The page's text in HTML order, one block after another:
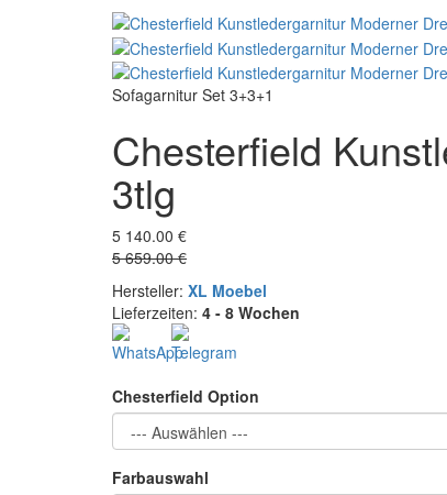
Sofagarnitur Set 3+3+1
Chesterfield
3tlg
5 140.00 €
5 659.00 €
Hersteller: XL Moebel
Lieferzeiten: 4 - 8 Wochen
Chesterfield Option
Farbauswahl